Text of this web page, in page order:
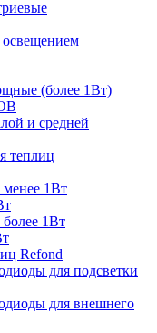
(более 1Вт)
и средней
теплиц
1Вт
1Вт
Refond
для подсветки
для внешнего